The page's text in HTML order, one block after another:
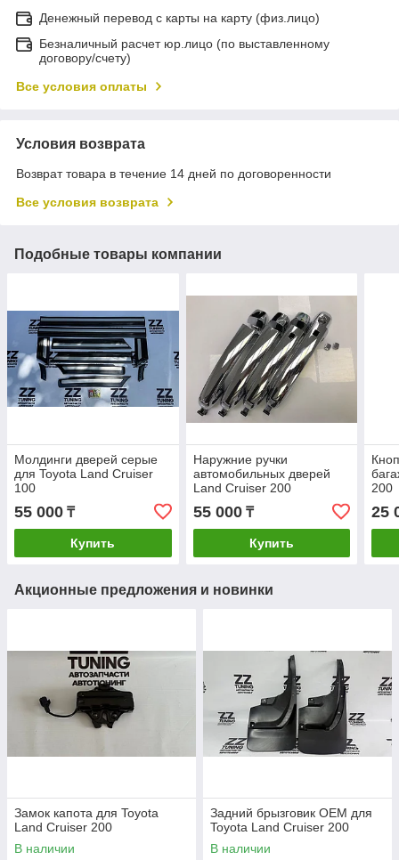
Денежный перевод с карты на карту (физ.лицо)
Безналичный расчет юр.лицо (по выставленному
договору/счету)
Все условия оплаты
Условия возврата
Возврат товара в течение 14 дней по договоренности
Все условия возврата
Подобные товары компании
Молдинги дверей серые
для Toyota Land Cruiser
100
55 000 ₸
Купить
Наружние ручки
автомобильных дверей
Land Cruiser 200
55 000₸
Купить
200
25
Акционные предложения и новинки
Замок капота для Toyota
Land Cruiser 200
В наличии
Задний брызговик OEM для
Toyota Land Cruiser 200
В наличии